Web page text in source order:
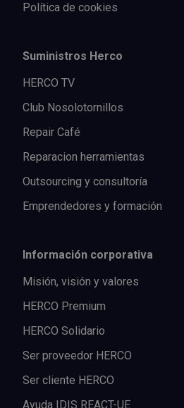
Política de cookies
Suministros Herco
HERCO TV
Club Nosolotornillos
Repair Café
Reparacion herramientas
Outsourcing y consultoría
Emprendedores y formación
Información corporativa
Misión, visión y valores
HERCO Premium
HERCO Solidario
Ser proveedor HERCO
Ser cliente HERCO
Ayuda IDIS REACT-UE